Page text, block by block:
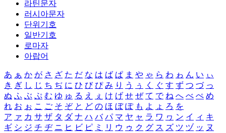
라틴문자
러시아문자
단위기호
일반기호
로마자
아랍어
あ ぁ か が さ ざ た だ な は ば ぱ ま や ゃ ら わ ゎ ん い ぃ
き ぎ し じ ち ぢ に ひ び ぴ み り う ぅ く ぐ す ず つ づ っ
ぬ ふ ぶ ぷ む ゆ ゅ る え ぇ け げ せ ぜ て で ね へ べ ぺ め
れ お ぉ こ ご そ ぞ と ど の ほ ぼ ぽ も よ ょ ろ を
ア ァ カ サ ザ タ ダ ナ ハ バ パ マ ヤ ャ ラ ワ ヮ ン イ ィ キ
ギ シ ジ チ ヂ ニ ヒ ビ ピ ミ リ ウ ゥ ク グ ス ズ ツ ヅ ッ ヌ